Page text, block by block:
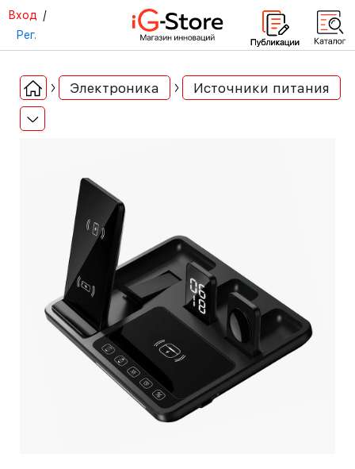
Вход /
Рег.
Электроника Источники питания